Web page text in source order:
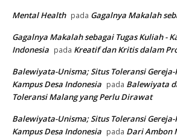
Mental Health pada Gagalnya Makalah
Gagalnya Makalah sebagai Tugas Kuliah -
Indonesia pada Kreatif dan Kritis dalam
Balewiyata-Unisma; Situs Toleransi
Kampus Desa Indonesia pada Balewiyata
Toleransi Malang yang Perlu Dirawat
Balewiyata-Unisma; Situs Toleransi
Kampus Desa Indonesia pada Dari Ambon